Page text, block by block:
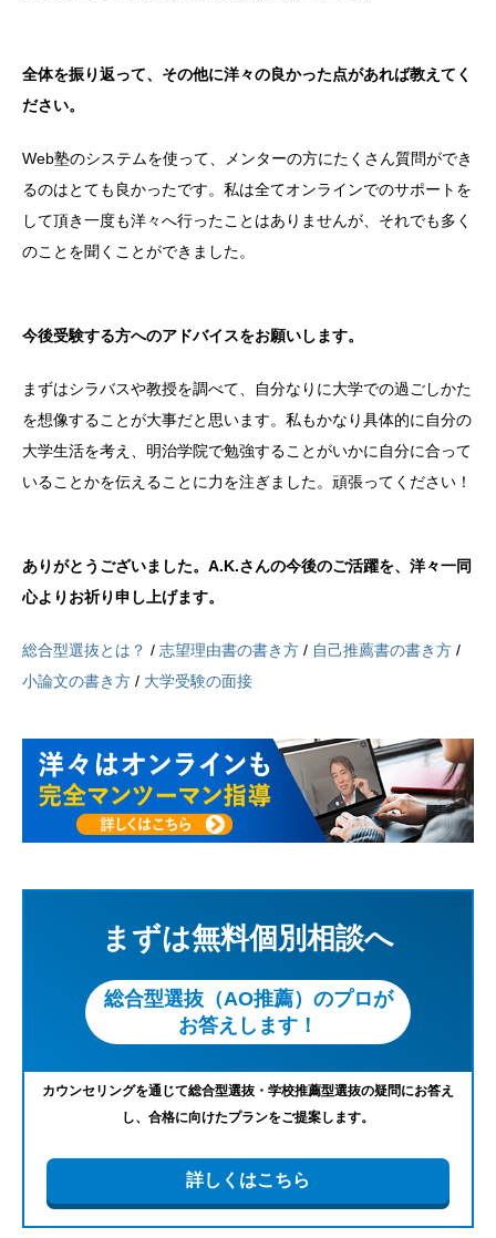
全体を振り返って、その他に洋々の良かった点があれば教えてく
ださい。
Web塾のシステムを使って、メンターの方にたくさん質問ができ
るのはとても良かったです。私は全てオンラインでのサポートを
して頂き一度も洋々へ行ったことはありませんが、それでも多く
のことを聞くことができました。
今後受験する方へのアドバイスをお願いします。
まずはシラバスや教授を調べて、自分なりに大学での過ごしかた
を想像することが大事だと思います。私もかなり具体的に自分の
大学生活を考え、明治学院で勉強することがいかに自分に合って
いることかを伝えることに力を注ぎました。頑張ってください！
ありがとうございました。A.K.さんの今後のご活躍を、洋々一同
心よりお祈り申し上げます。
総合型選抜とは？ / 志望理由書の書き方 / 自己推薦書の書き方 /
小論文の書き方 / 大学受験の面接
まずは無料個別相談へ
総合型選抜（AO推薦）のプロが
お答えします！
カウンセリングを通じて総合型選抜・学校推薦型選抜の疑問にお答え
し、合格に向けたプランをご提案します。
詳しくはこちら